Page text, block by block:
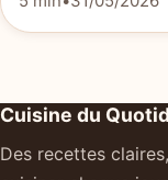
Cuisine du
Des recettes